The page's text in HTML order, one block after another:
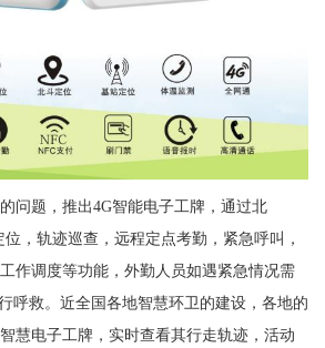
问题，推出4G智能电子工牌，通过北
，轨迹巡查，远程定点考勤，紧急呼叫，
作调度等功能，外勤人员如遇紧急情况需
呼救。近全国各地智慧环卫的建设，各地的
慧电子工牌，实时查看其行走轨迹，活动